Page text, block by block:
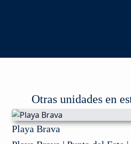
Otras unidades en
Playa Brava